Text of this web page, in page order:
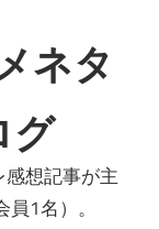
ネタ
グ
想記事が主
1名）。